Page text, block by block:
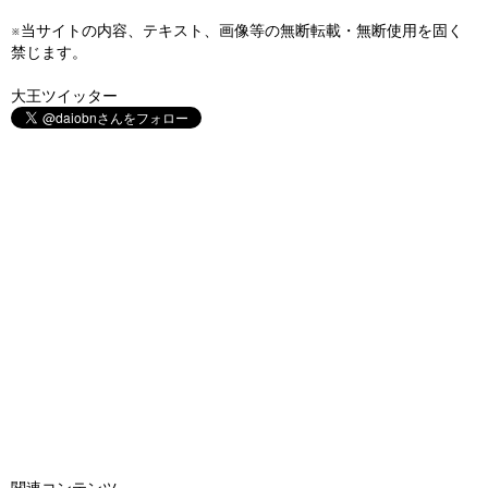
※当サイトの内容、テキスト、画像等の無断転載・無断使用を固く
禁じます。
大王ツイッター